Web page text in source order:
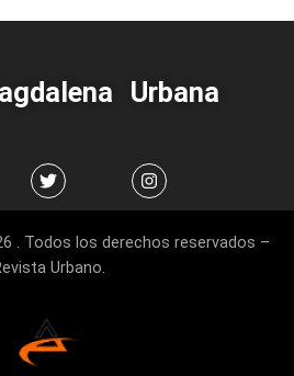
Urbana
. Todos los derechos reservados –
Urbano.